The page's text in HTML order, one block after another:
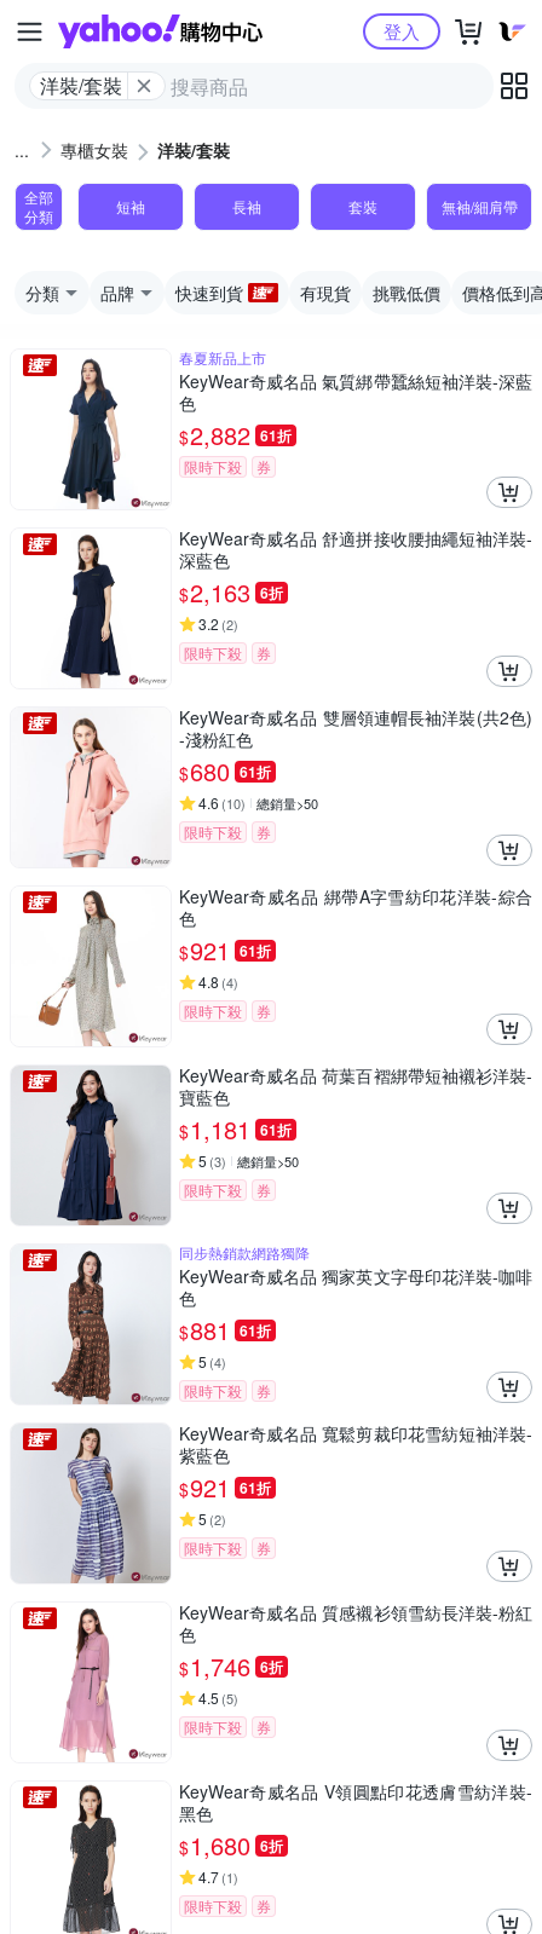
Yahoo購物中心
洋裝/套裝
登入
專櫃女裝 洋裝/套裝
全部
分類
短袖 長袖 套裝 無袖/細肩帶
分類 品牌 快速到貨 有現貨 挑戰低價 價格低到
春夏新品上市
KeyWear奇威名品 氣質綁帶蠶絲短袖洋裝-深藍
色
$2,882 61折
限時下殺 券
KeyWear奇威名品 舒適拼接收腰抽繩短袖洋裝-
深藍色
$2,163 6折
3.2 (2)
限時下殺 券
KeyWear奇威名品 雙層領連帽長袖洋裝(共2色)
-淺粉紅色
$680 61折
4.6 (10) 總銷量>50
限時下殺 券
KeyWear奇威名品 綁帶A字雪紡印花洋裝-綜合
色
$921 61折
4.8 (4)
限時下殺 券
KeyWear奇威名品 荷葉百褶綁帶短袖襯衫洋裝-
寶藍色
$1,181 61折
5 (3) 總銷量>50
限時下殺 券
同步熱銷款網路獨降
KeyWear奇威名品 獨家英文字母印花洋裝-咖啡
色
$881 61折
5 (4)
限時下殺 券
KeyWear奇威名品 寬鬆剪裁印花雪紡短袖洋裝-
紫藍色
$921 61折
5 (2)
限時下殺 券
KeyWear奇威名品 質感襯衫領雪紡長洋裝-粉紅
色
$1,746 6折
4.5 (5)
限時下殺 券
KeyWear奇威名品 V領圓點印花透膚雪紡洋裝-
黑色
$1,680 6折
4.7(1)
限時下殺 券